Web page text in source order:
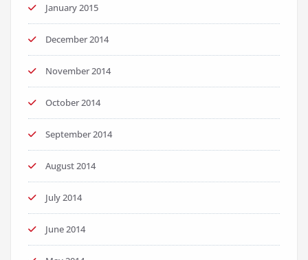
January 2015
December 2014
November 2014
October 2014
September 2014
August 2014
July 2014
June 2014